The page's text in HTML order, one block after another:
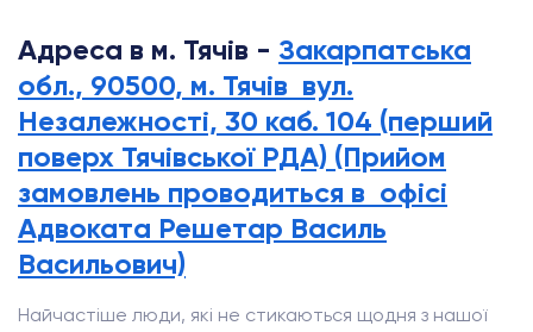
Адреса в м. Тячів - Закарпатська
обл., 90500, м. Тячів вул.
Незалежності, 30 каб. 104 (перший
поверх Тячівської РДА) (Прийом
замовлень проводиться в офісі
Адвоката Решетар Василь
Васильович)
Найчастіше люди, які не стикаються щодня з нашої